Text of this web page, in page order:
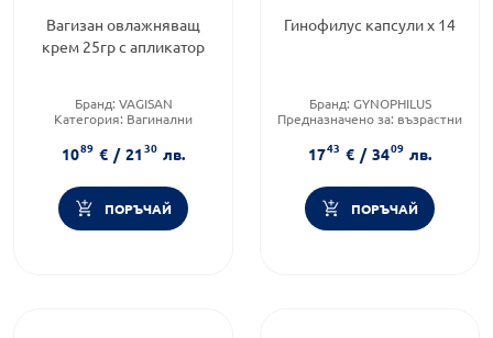
Вагизан овлажняващ
крем 25гр с апликатор
Бранд: VAGISAN
Категория: Вагинални
Предназначено за:възрастни
1089 € / 2130 лв.
ПОРЪЧАЙ
Гинофилус капсули х 14
Бранд: GYNOPHILUS
Предназначено за: възрастни
вагинални таблетки
1743 € / 3409 лв.
ПОРЪЧАЙ